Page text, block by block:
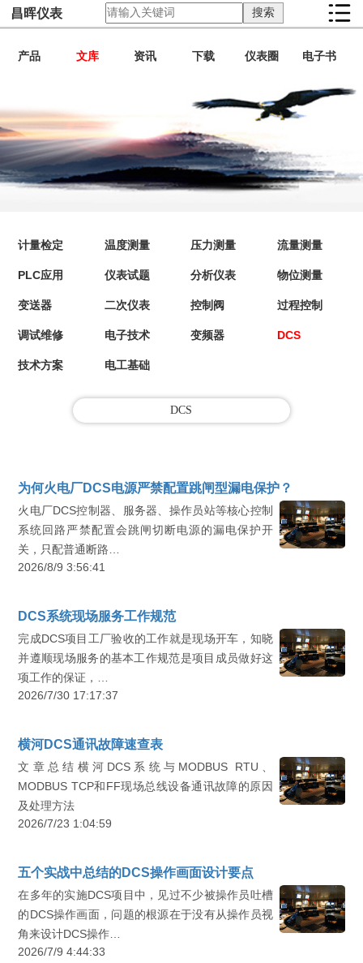
昌晖仪表
产品 文库 资讯 下载 仪表圈 电子书
计量检定 温度测量 压力测量 流量测量
PLC应用 仪表试题 分析仪表 物位测量
变送器 二次仪表 控制阀 过程控制
调试维修 电子技术 变频器 DCS
技术方案 电工基础
DCS
为何火电厂DCS电源严禁配置跳闸型漏电保护？
火电厂DCS控制器、服务器、操作员站等核心控制
系统回路严禁配置会跳闸切断电源的漏电保护开
关，只配普通断路…
2026/8/9 3:56:41
DCS系统现场服务工作规范
完成DCS项目工厂验收的工作就是现场开车，知晓
并遵顺现场服务的基本工作规范是项目成员做好这
项工作的保证，…
2026/7/30 17:17:37
横河DCS通讯故障速查表
文章总结横河DCS系统与MODBUS RTU、
MODBUS TCP和FF现场总线设备通讯故障的原因
及处理方法
2026/7/23 1:04:59
五个实战中总结的DCS操作画面设计要点
在多年的实施DCS项目中，见过不少被操作员吐槽
的DCS操作画面，问题的根源在于没有从操作员视
角来设计DCS操作…
2026/7/9 4:44:33